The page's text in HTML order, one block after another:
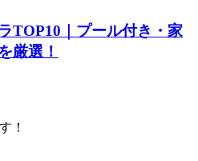
TOP10｜プール付き・家
厳選！
！